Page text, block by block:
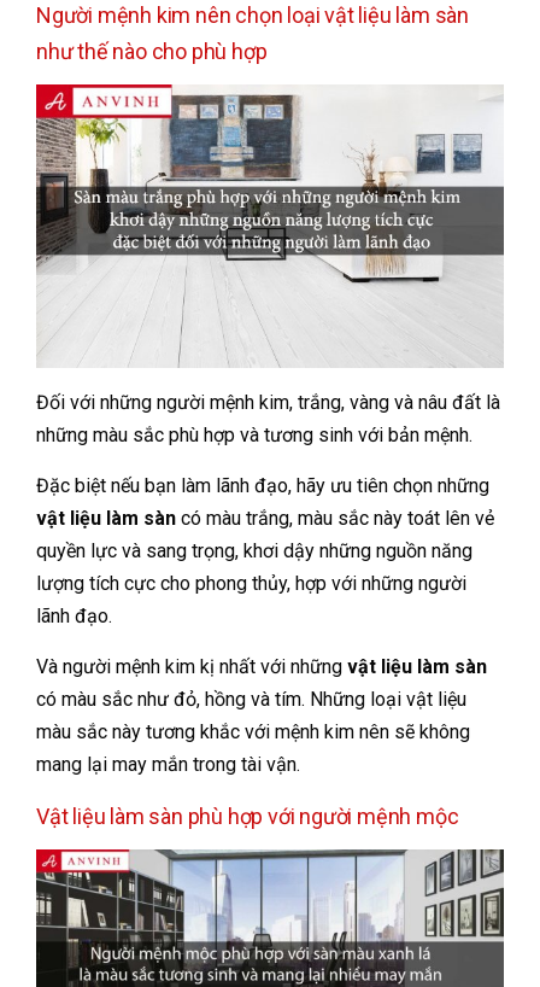
Người mệnh kim nên chọn loại vật liệu làm sàn
như thế nào cho phù hợp
Đối với những người mệnh kim, trắng, vàng và nâu đất là
những màu sắc phù hợp và tương sinh với bản mệnh.
Đặc biệt nếu bạn làm lãnh đạo, hãy ưu tiên chọn những
vật liệu làm sàn có màu trắng, màu sắc này toát lên vẻ
quyền lực và sang trọng, khơi dậy những nguồn năng
lượng tích cực cho phong thủy, hợp với những người
lãnh đạo.
Và người mệnh kim kị nhất với những vật liệu làm sàn
có màu sắc như đỏ, hồng và tím. Những loại vật liệu
màu sắc này tương khắc với mệnh kim nên sẽ không
mang lại may mắn trong tài vận.
Vật liệu làm sàn phù hợp với người mệnh mộc